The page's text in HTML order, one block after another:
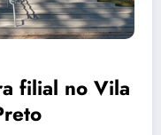
filial no Vila